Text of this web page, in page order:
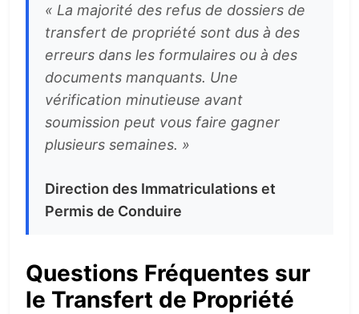
« La majorité des refus de dossiers de
transfert de propriété sont dus à des
erreurs dans les formulaires ou à des
documents manquants. Une
vérification minutieuse avant
soumission peut vous faire gagner
plusieurs semaines. »
Direction des Immatriculations et
Permis de Conduire
Questions Fréquentes sur
le Transfert de Propriété